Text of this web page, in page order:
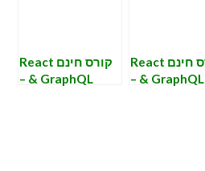
קורס חינם React
& GraphQL –
קורס חינם React
& GraphQL –